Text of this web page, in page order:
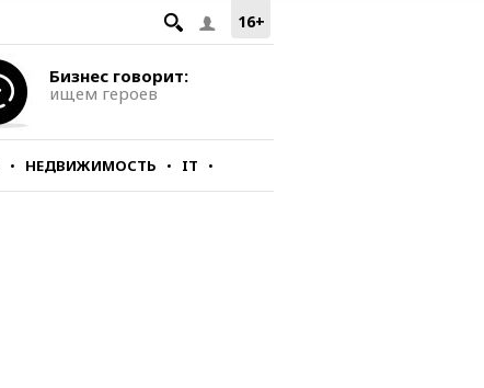
16+
Бизнес говорит:
ищем героев
НЕДВИЖИМОСТЬ IT